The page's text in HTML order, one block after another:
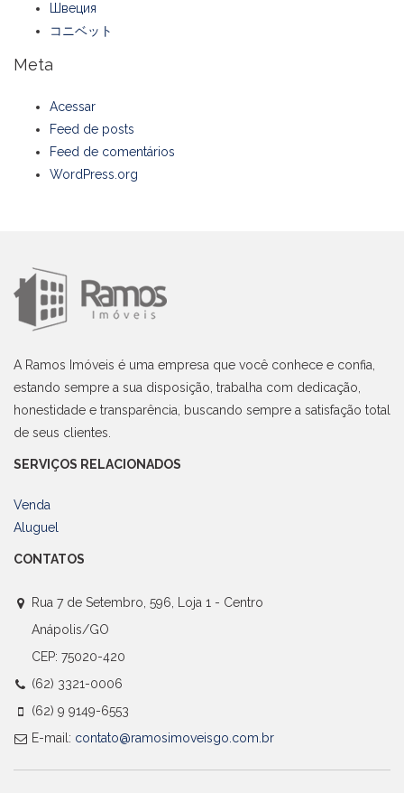
Швеция
コニベット
Meta
Acessar
Feed de posts
Feed de comentários
WordPress.org
A Ramos Imóveis é uma empresa que você conhece e confia,
estando sempre a sua disposição, trabalha com dedicação,
honestidade e transparência, buscando sempre a satisfação total
de seus clientes.
SERVIÇOS RELACIONADOS
Venda
Aluguel
CONTATOS
Rua 7 de Setembro, 596, Loja 1 - Centro
Anápolis/GO
CEP: 75020-420
(62) 3321-0006
(62) 9 9149-6553
E-mail: contato@ramosimoveisgo.com.br